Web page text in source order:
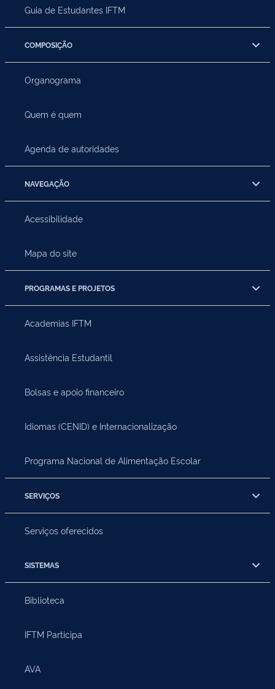
Guia de Estudantes IFTM
COMPOSIÇÃO
Organograma
Quem é quem
Agenda de autoridades
NAVEGAÇÃO
Acessibilidade
Mapa do site
PROGRAMAS E PROJETOS
Academias IFTM
Assistência Estudantil
Bolsas e apoio financeiro
Idiomas (CENID) e Internacionalização
Programa Nacional de Alimentação Escolar
SERVIÇOS
Serviços oferecidos
SISTEMAS
Biblioteca
IFTM Participa
AVA